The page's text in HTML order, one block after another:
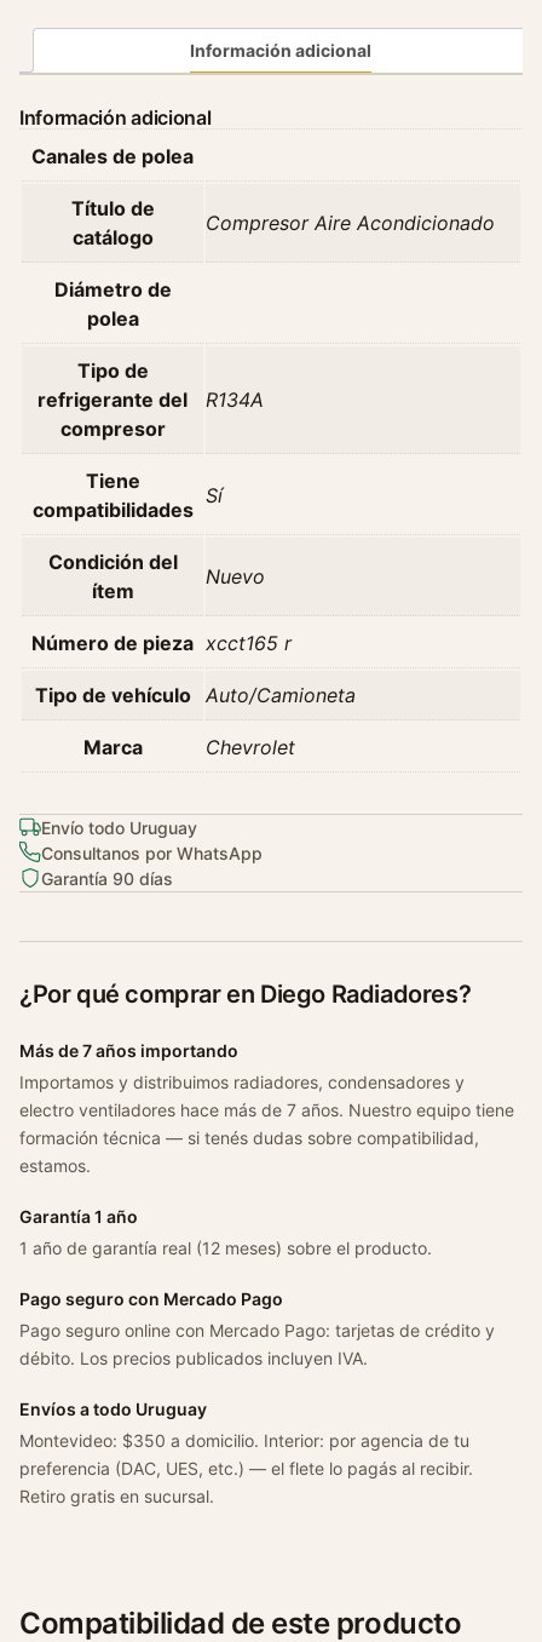
r
i
e
o
d
l
t
O
n
x
.
P
r
e
m
i
e
c
a
n
i
d
a
d
Información adicional
Información adicional
Canales de polea
Título de
catálogo
Compresor Aire Acondicionado
Diámetro de
polea
Tipo de
refrigerante del
compresor
R134A
Tiene
compatibilidades
Sí
Condición del
ítem
Nuevo
Número de pieza xcct165 r
Tipo de vehículo Auto/Camioneta
Marca Chevrolet
Envío todo Uruguay
Consultanos por WhatsApp
Garantía 90 días
¿Por qué comprar en Diego Radiadores?
Más de 7 años importando
Importamos y distribuimos radiadores, condensadores y
electro ventiladores hace más de 7 años. Nuestro equipo tiene
formación técnica — si tenés dudas sobre compatibilidad,
estamos.
Garantía 1 año
1 año de garantía real (12 meses) sobre el producto.
Pago seguro con Mercado Pago
Pago seguro online con Mercado Pago: tarjetas de crédito y
débito. Los precios publicados incluyen IVA.
Envíos a todo Uruguay
Montevideo: $350 a domicilio. Interior: por agencia de tu
preferencia (DAC, UES, etc.) — el flete lo pagás al recibir.
Retiro gratis en sucursal.
Compatibilidad de este producto